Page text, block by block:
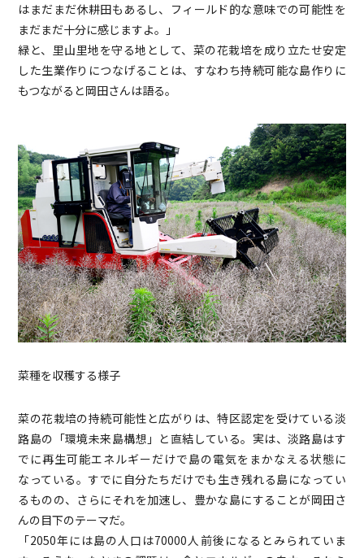
はまだまだ休耕田もあるし、フィールド的な意味での可能性を
まだまだ十分に感じますよ。」
緑と、里山里地を守る地として、菜の花栽培を成り立たせ安定
した生業作りにつなげることは、すなわち持続可能な島作りに
もつながると岡田さんは語る。
菜種を収穫する様子
菜の花栽培の持続可能性と広がりは、特区認定を受けている淡
路島の「環境未来島構想」と直結している。実は、淡路島はす
でに再生可能エネルギーだけで島の電気をまかなえる状態に
なっている。すでに自分たちだけでも生き残れる島になってい
るものの、さらにそれを加速し、豊かな島にすることが岡田さ
んの目下のテーマだ。
「2050年には島の人口は70000人前後になるとみられていま